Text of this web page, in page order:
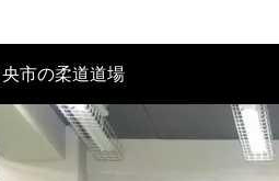
市の柔道道場